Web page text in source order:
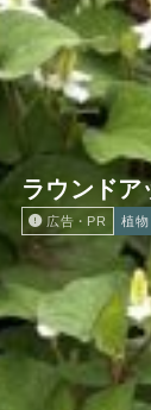
ラウンドア
広告・PR 植物